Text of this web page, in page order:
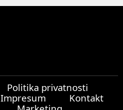
Politika privatnosti
Impresum
Kontakt